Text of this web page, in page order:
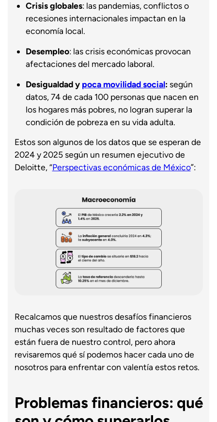
Crisis globales: las pandemias, conflictos o
recesiones internacionales impactan en la
economía local.
Desempleo: las crisis económicas provocan
afectaciones del mercado laboral.
Desigualdad y poca movilidad social: según
datos, 74 de cada 100 personas que nacen en
los hogares más pobres, no logran superar la
condición de pobreza en su vida adulta.
Estos son algunos de los datos que se esperan de
2024 y 2025 según un resumen ejecutivo de
Deloitte, “Perspectivas económicas de México”:
Recalcamos que nuestros desafíos financieros
muchas veces son resultado de factores que
están fuera de nuestro control, pero ahora
revisaremos qué sí podemos hacer cada uno de
nosotros para enfrentar con valentía estos retos.
Problemas financieros: qué